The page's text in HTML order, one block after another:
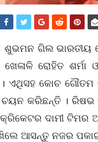
ଗିଲ ଭାରତୀୟ
ଖେଳାଳି ରୋହିତ
। ଏଥିସହ କୋଚ
କରିଛନ୍ତି । ରିଷଭ
ଦାମୀ ଟିମର
ଆସନ୍ତୁ ନଜର